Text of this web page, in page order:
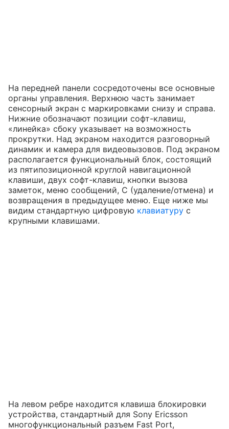
На передней панели сосредоточены все основные
органы управления. Верхнюю часть занимает
сенсорный экран с маркировками снизу и справа.
Нижние обозначают позиции софт-клавиш,
«линейка» сбоку указывает на возможность
прокрутки. Над экраном находится разговорный
динамик и камера для видеовызовов. Под экраном
располагается функциональный блок, состоящий
из пятипозиционной круглой навигационной
клавиши, двух софт-клавиш, кнопки вызова
заметок, меню сообщений, C (удаление/отмена) и
возвращения в предыдущее меню. Еще ниже мы
видим стандартную цифровую клавиатуру с
крупными клавишами.
На левом ребре находится клавиша блокировки
устройства, стандартный для Sony Ericsson
многофункциональный разъем Fast Port,